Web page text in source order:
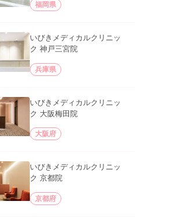
福岡県
いびきメディカルクリニッ
ク 神戸三宮院
兵庫県
いびきメディカルクリニッ
ク 大阪梅田院
大阪府
いびきメディカルクリニッ
ク 京都院
京都府